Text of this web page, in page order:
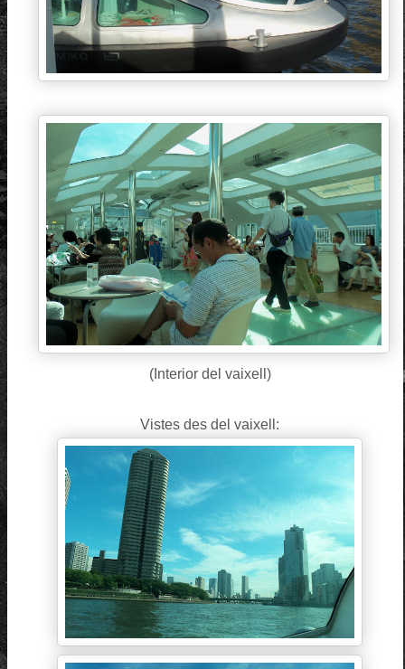
(Interior del vaixell)
Vistes des del vaixell: